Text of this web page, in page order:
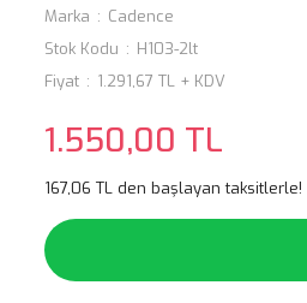
Marka
Cadence
Stok Kodu
H103-2lt
Fiyat
1.291,67 TL + KDV
1.550,00 TL
167,06 TL den başlayan taksitlerle!